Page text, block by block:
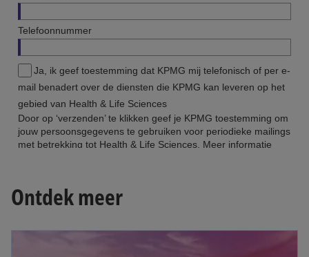
Ontdek meer